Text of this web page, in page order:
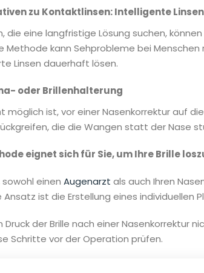
zu Kontaktlinsen: Intelligente Linsen
die eine langfristige Lösung suchen, können
Methode kann Sehprobleme bei
Linsen dauerhaft lösen.
oder Brillenhalterung
möglich ist, vor einer Nasenkorrektur auf
die die Wangen statt der Nase
eignet sich für Sie, um Ihre Brille
einen Augenarzt als auch Ihren
Ansatz ist die Erstellung eines individuellen
Druck der Brille nach einer
Schritte vor der Operation prüfen.